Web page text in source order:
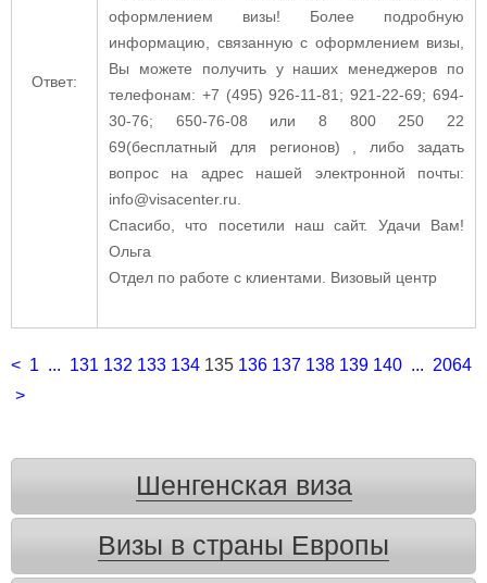
Ответ:
оформлением визы! Более подробную
информацию, связанную с оформлением визы,
Вы можете получить у наших менеджеров по
телефонам: +7 (495) 926-11-81; 921-22-69; 694-
30-76; 650-76-08 или 8 800 250 22
69(бесплатный для регионов) , либо задать
вопрос на адрес нашей электронной почты:
info@visacenter.ru.
Спасибо, что посетили наш сайт. Удачи Вам!
Ольга
Отдел по работе с клиентами. Визовый центр
< 1 ... 131 132 133 134 135 136 137 138 139 140 ... 2064
>
Шенгенская виза
Визы в страны Европы